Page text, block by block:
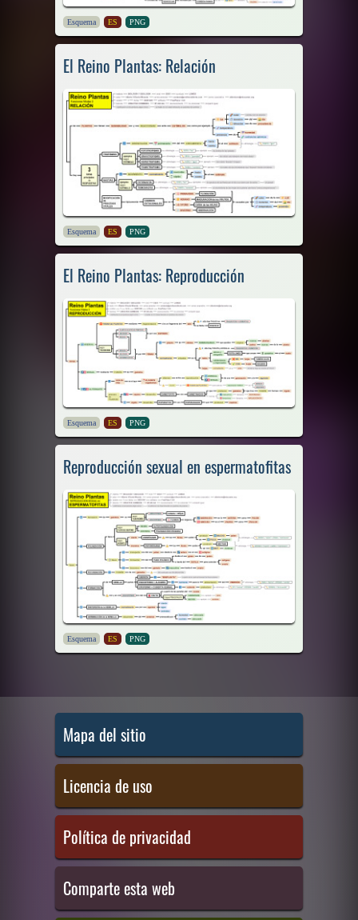
Esquema ES PNG
El Reino Plantas: Relación
Esquema ES PNG
El Reino Plantas: Reproducción
Esquema ES PNG
Reproducción sexual en espermatofitas
Esquema ES PNG
Mapa del sitio
Licencia de uso
Política de privacidad
Comparte esta web